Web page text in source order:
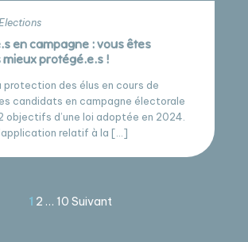
en campagne : vous êtes
protégé.e.s !
protection des élus en cours de
candidats en campagne électorale
objectifs d’une loi adoptée en 2024.
relatif à la […]
1 2 … 10 Suivant